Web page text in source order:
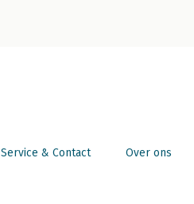
Service & Contact Over ons